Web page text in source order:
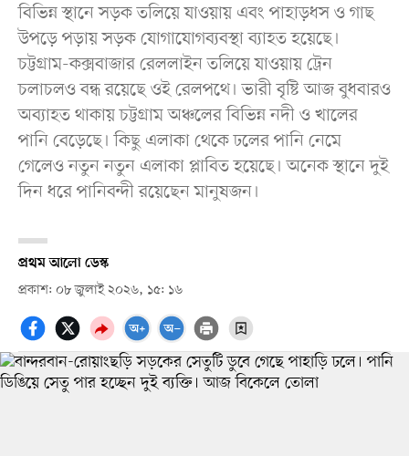
বিভিন্ন স্থানে সড়ক তলিয়ে যাওয়ায় এবং পাহাড়ধস ও গাছ
উপড়ে পড়ায় সড়ক যোগাযোগব্যবস্থা ব্যাহত হয়েছে।
চট্টগ্রাম-কক্সবাজার রেললাইন তলিয়ে যাওয়ায় ট্রেন
চলাচলও বন্ধ রয়েছে ওই রেলপথে। ভারী বৃষ্টি আজ বুধবারও
অব্যাহত থাকায় চট্টগ্রাম অঞ্চলের বিভিন্ন নদী ও খালের
পানি বেড়েছে। কিছু এলাকা থেকে ঢলের পানি নেমে
গেলেও নতুন নতুন এলাকা প্লাবিত হয়েছে। অনেক স্থানে দুই
দিন ধরে পানিবন্দী রয়েছেন মানুষজন।
প্রথম আলো ডেস্ক
প্রকাশ: ০৮ জুলাই ২০২৬, ১৫: ১৬